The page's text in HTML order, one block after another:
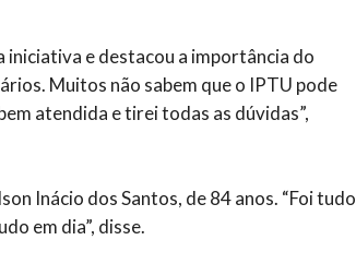
iniciativa e destacou a importância do
Muitos não sabem que o IPTU pode
atendida e tirei todas as dúvidas”,
Inácio dos Santos, de 84 anos. “Foi tudo
em dia”, disse.